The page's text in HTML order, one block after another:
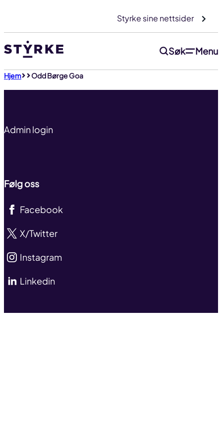
innhold
Styrke sine nettsider
Søk Menu
Hjem Odd Børge Goa Til toppen
Admin login
Følg oss
Facebook
X/Twitter
Instagram
Linkedin